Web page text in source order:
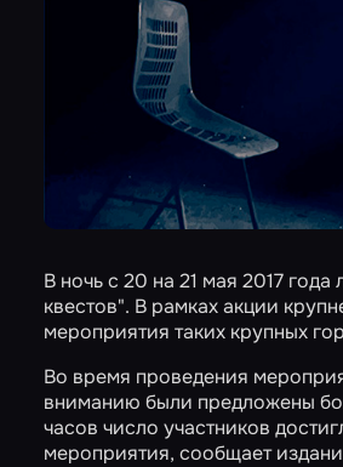
В ночь с 20 на 21 мая 2017
квестов". В рамках акции
мероприятия таких крупных
Во время проведения
вниманию были предложены
часов число участников
мероприятия, сообщает